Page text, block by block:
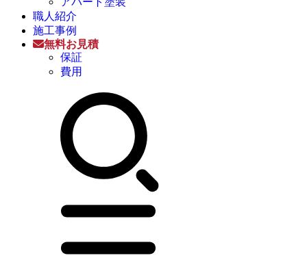
職人紹介
施工事例
無料お見積
保証
費用